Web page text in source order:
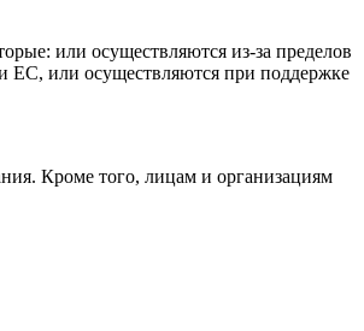
или осуществляются из-за пределов
ЕС, или осуществляются при поддержке
Кроме того, лицам и организациям